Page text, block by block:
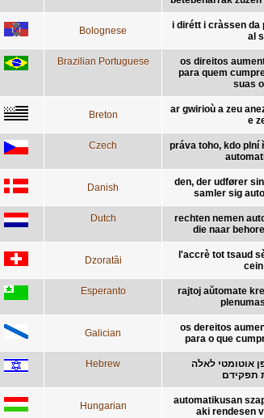
Bolognese
i dirétt i cràssen da
al
Brazilian Portuguese
os direitos
para quem
suas
Breton
ar gwirioù a zeu
e
Czech
práva toho, kdo plní
Danish
den, der udfører
samler sig
Dutch
rechten nemen
die naar
Dzoratâi
l'accrè tot tsaud
Esperanto
rajtoj aŭtomate
Galician
os dereitos
para o que
Hebrew
אוטומטי לאלה
תפקידם
Hungarian
automatikusan
aki rendesen